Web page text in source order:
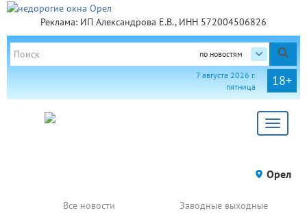
Реклама: ИП Александрова Е.В., ИНН 572004506826
по новостям
18+
7 августа 2026 г.
пятница
Toggle
Орел
Все новости Заводные выходные